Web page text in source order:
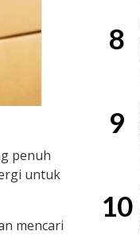
penuh
untuk
mencari
8
9
10